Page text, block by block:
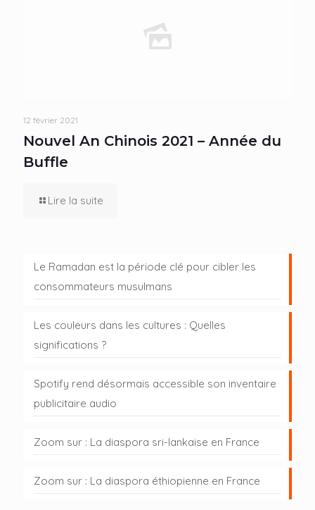
12 février 2021
Nouvel An Chinois 2021 – Année du
Buffle
Lire la suite
Le Ramadan est la période clé pour cibler les
consommateurs musulmans
Les couleurs dans les cultures : Quelles
significations ?
Spotify rend désormais accessible son inventaire
publicitaire audio
Zoom sur : La diaspora sri-lankaise en France
Zoom sur : La diaspora éthiopienne en France